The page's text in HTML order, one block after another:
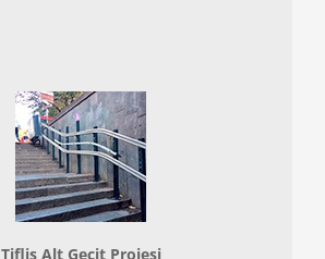
Tiflis Alt Geçit Projesi